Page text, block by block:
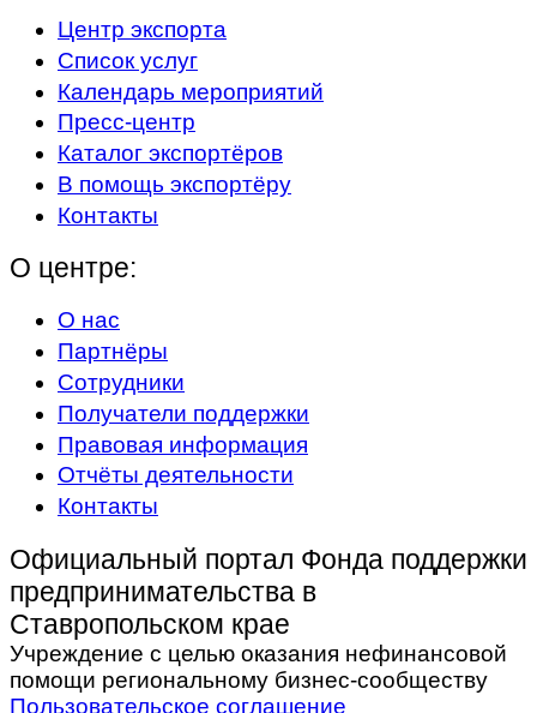
Центр экспорта
Список услуг
Календарь мероприятий
Пресс-центр
Каталог экспортёров
В помощь экспортёру
Контакты
О центре:
О нас
Партнёры
Сотрудники
Получатели поддержки
Правовая информация
Отчёты деятельности
Контакты
Официальный портал Фонда поддержки
предпринимательства в
Ставропольском крае
Учреждение с целью оказания нефинансовой
помощи региональному бизнес-сообществу
Пользовательское соглашение